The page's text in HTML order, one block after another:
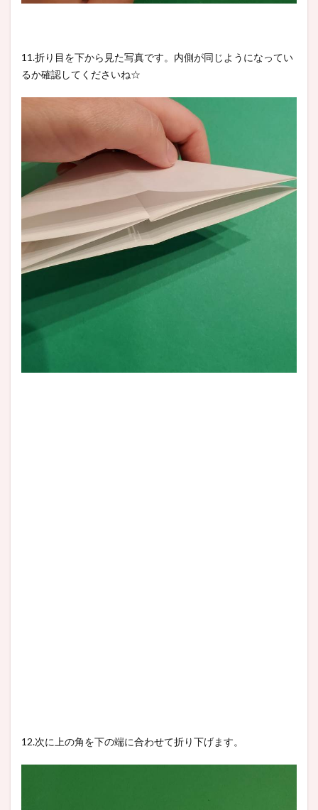
11.折り目を下から見た写真です。内側が同じようになってい
るか確認してくださいね☆
12.次に上の角を下の端に合わせて折り下げます。